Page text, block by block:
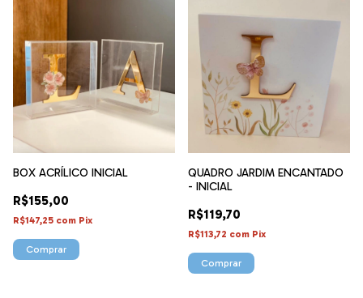
BOX ACRÍLICO INICIAL
R$155,00
R$147,25 com Pix
QUADRO JARDIM ENCANTADO
- INICIAL
R$119,70
R$113,72 com Pix
Comprar